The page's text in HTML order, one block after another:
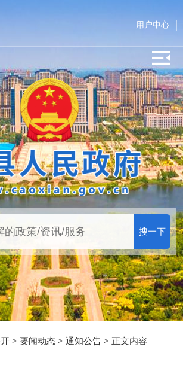
用户中心
搜一下
> 要闻动态 > 通知公告 > 正文内容